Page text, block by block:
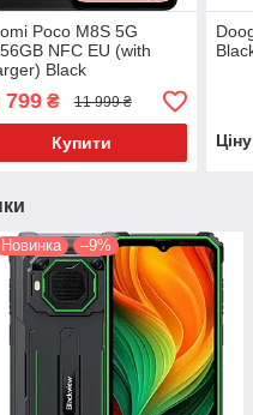
Poco M8S 5G
NFC EU (with
Black
799₴ 11 999 ₴
Купити
Новинка –9%